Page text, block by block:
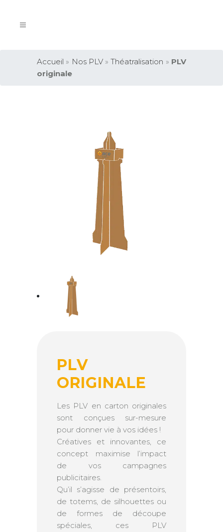
Accueil » Nos PLV»Théatralisation » PLV
originale
PLV
ORIGINALE
Les PLV en carton originales
sont conçues sur-mesure
pour donner vie à vos idées !
Créatives et innovantes, ce
concept maximise l’impact
de vos campagnes
publicitaires.
Qu’il s’agisse de présentoirs,
de totems, de silhouettes ou
de formes de découpe
spéciales, ces PLV